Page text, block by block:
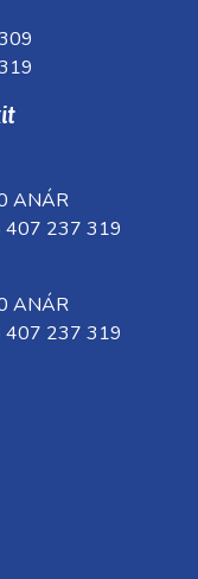
ANÁR
407 237 319
ANÁR
407 237 319